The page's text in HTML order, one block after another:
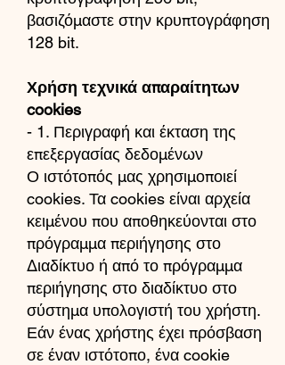
βασιζόμαστε στην κρυπτογράφηση
128 bit.
Χρήση τεχνικά απαραίτητων
cookies
- 1. Περιγραφή και έκταση της
επεξεργασίας δεδομένων
Ο ιστότοπός μας χρησιμοποιεί
cookies. Τα cookies είναι αρχεία
κειμένου που αποθηκεύονται στο
πρόγραμμα περιήγησης στο
Διαδίκτυο ή από το πρόγραμμα
περιήγησης στο διαδίκτυο στο
σύστημα υπολογιστή του χρήστη.
Εάν ένας χρήστης έχει πρόσβαση
σε έναν ιστότοπο, ένα cookie